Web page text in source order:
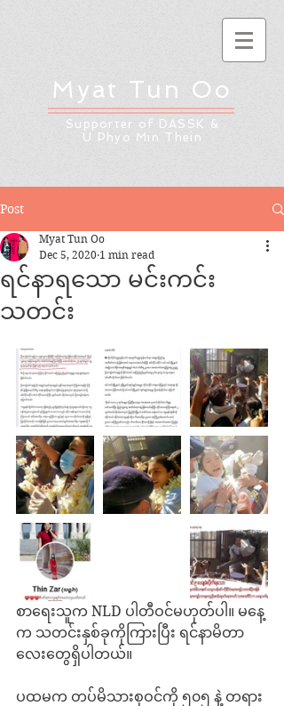
Myat Tun Oo
Supporter of DASSK &
U Phyo Min Thein
Post
ရင်နာရသော မင်းကင်း
သတင်း
Myat Tun Oo
Dec 5, 2020 1 min read
စာရေးသူက NLD ပါတီဝင်မဟုတ်ပါ။ မနေ့
က သတင်းနှစ်ခုကိုကြားပြီး ရင်နာမိတာ
လေးတွေရှိပါတယ်။
ပထမက တပ်မိသားစုဝင်ကို ၅၀၅ နဲ့ တရား